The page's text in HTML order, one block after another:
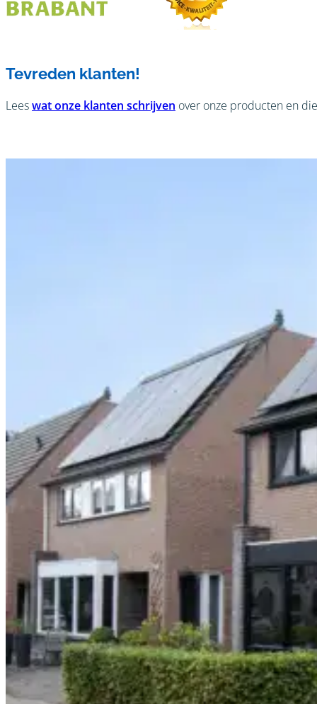
Tevreden klanten!
Leeswat onze klanten schrijven over onze producten en